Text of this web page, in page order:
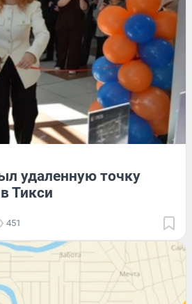
удаленную точку
Тикси
451